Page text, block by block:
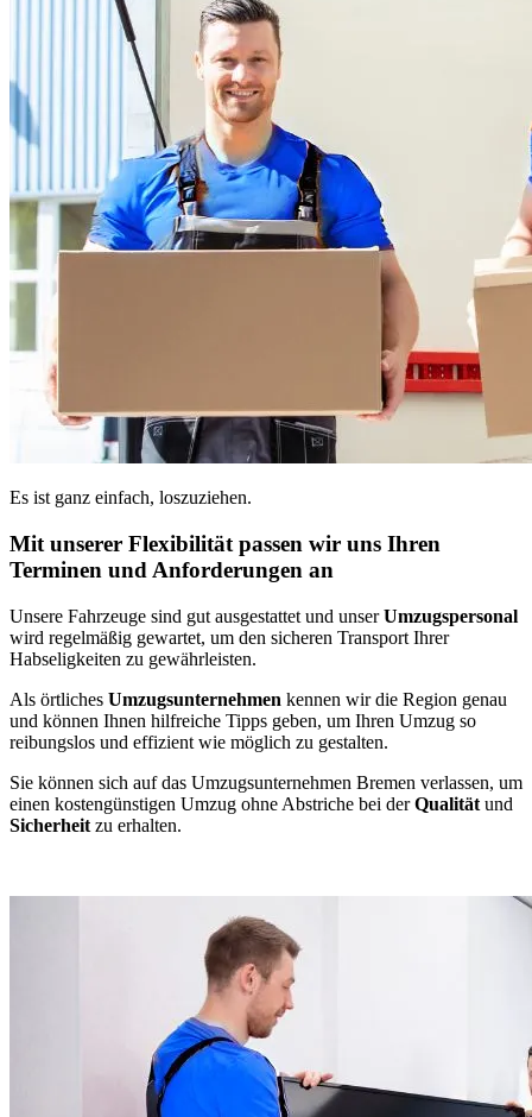
Es ist ganz einfach, loszuziehen.
Mit unserer Flexibilität passen wir uns Ihren
Terminen und Anforderungen an
Unsere Fahrzeuge sind gut ausgestattet und unserUmzugspersonal
wird regelmäßig gewartet, um den sicheren Transport Ihrer
Habseligkeiten zu gewährleisten.
Als örtliches Umzugsunternehmen kennen wir die Region genau
und können Ihnen hilfreiche Tipps geben, um Ihren Umzug so
reibungslos und effizient wie möglich zu gestalten.
Sie können sich auf das Umzugsunternehmen Bremen verlassen, um
einen kostengünstigen Umzug ohne Abstriche bei derQualität und
Sicherheit zu erhalten.